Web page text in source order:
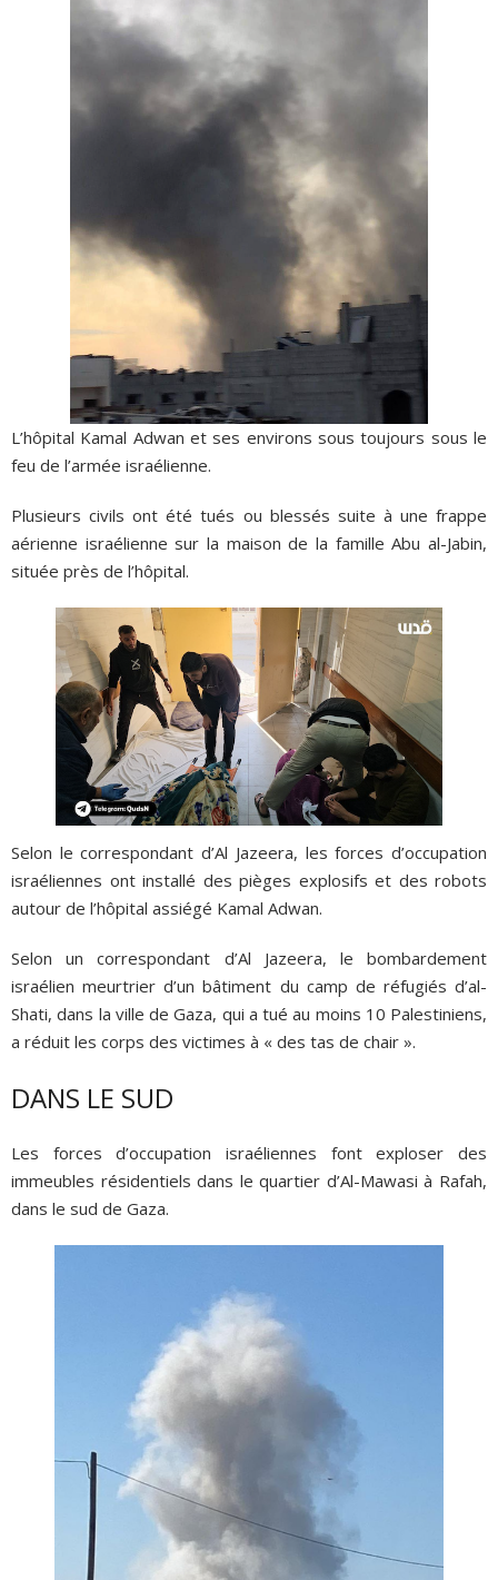
L’hôpital Kamal Adwan et ses environs sous toujours sous le
feu de l’armée israélienne.
Plusieurs civils ont été tués ou blessés suite à une frappe
aérienne israélienne sur la maison de la famille Abu al-Jabin,
située près de l’hôpital.
Selon le correspondant d’Al Jazeera, les forces d’occupation
israéliennes ont installé des pièges explosifs et des robots
autour de l’hôpital assiégé Kamal Adwan.
Selon un correspondant d’Al Jazeera, le bombardement
israélien meurtrier d’un bâtiment du camp de réfugiés d’al-
Shati, dans la ville de Gaza, qui a tué au moins 10 Palestiniens,
a réduit les corps des victimes à « des tas de chair ».
DANS LE SUD
Les forces d’occupation israéliennes font exploser des
immeubles résidentiels dans le quartier d’Al-Mawasi à Rafah,
dans le sud de Gaza.